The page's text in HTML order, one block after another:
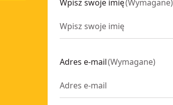
Wpisz swoje imię(Wymagane)
Adres e-mail(Wymagane)